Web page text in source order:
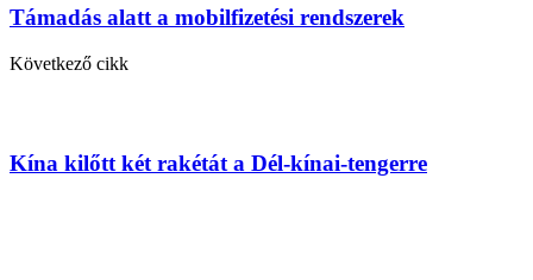
Támadás alatt a mobilfizetési rendszerek
Következő cikk
Kína kilőtt két rakétát a Dél-kínai-tengerre